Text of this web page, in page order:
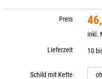
Preis
inkl.
Lieferzeit
10
Schild mit Kette